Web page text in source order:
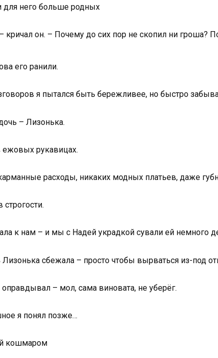
для него больше родных
кричал он. – Почему до сих пор не скопил ни гроша?
его ранили.
я пытался быть бережливее, но быстро
– Лизонька.
рукавицах.
расходы, никаких модных платьев, даже
к нам – и мы с Надей украдкой сували ей немного
сбежала – просто чтобы вырваться из-под
– мол, сама виновата, не уберёг.
я понял позже…
кошмаром